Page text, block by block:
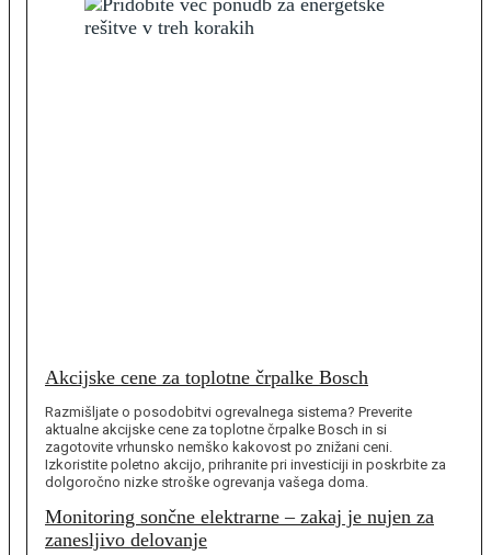
Akcijske cene za toplotne črpalke Bosch
Razmišljate o posodobitvi ogrevalnega sistema? Preverite
aktualne akcijske cene za toplotne črpalke Bosch in si
zagotovite vrhunsko nemško kakovost po znižani ceni.
Izkoristite poletno akcijo, prihranite pri investiciji in poskrbite za
dolgoročno nizke stroške ogrevanja vašega doma.
Monitoring sončne elektrarne – zakaj je nujen za
zanesljivo delovanje